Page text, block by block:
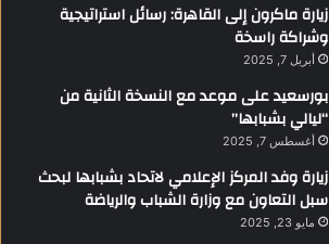
زيارة ماكرون إلى القاهرة: رسائل استراتيجية
وشراكة راسخة
أبريل 7, 2025
بورسعيد على موعد مع النسخة الثانية من
“ليالي بشبابها”
أغسطس 7, 2025
زيارة وفد المركز الإعلامي لاتحاد بشبابها لبحث
سبل التعاون مع وزارة الشباب والرياضة
مايو 23, 2025